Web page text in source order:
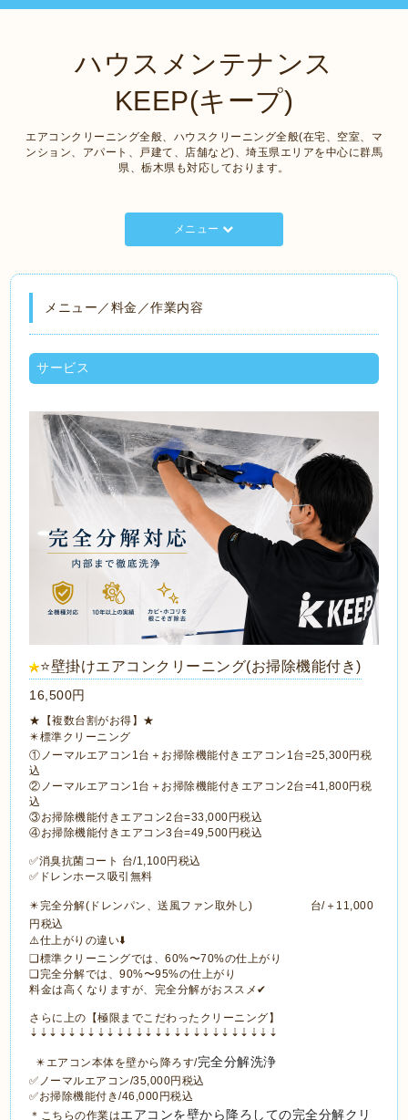
ハウスメンテナンス
KEEP(キープ)
エアコンクリーニング全般、ハウスクリーニング全般(在宅、空室、マ
ンション、アパート、戸建て、店舗など)、埼玉県エリアを中心に群馬
県、栃木県も対応しております。
メニュー
メニュー／料金／作業内容
サービス
⭐️壁掛けエアコンクリーニング(お掃除機能付き)
16,500円
★【複数台割がお得】★
✴️標準クリーニング
①ノーマルエアコン1台＋お掃除機能付きエアコン1台=25,300円税
込
②ノーマルエアコン1台＋お掃除機能付きエアコン2台=41,800円税
込
③お掃除機能付きエアコン2台=33,000円税込
④お掃除機能付きエアコン3台=49,500円税込
✅消臭抗菌コート 台/1,100円税込
✅ドレンホース吸引無料
✴️完全分解(ドレンパン、送風ファン取外し) 台/＋11,000
円税込
⚠️仕上がりの違い⬇️
❑標準クリーニングでは、60%〜70%の仕上がり
❑完全分解では、90%〜95%の仕上がり
料金は高くなりますが、完全分解がおススメ✔
さらに上の【極限までこだわったクリーニング】
⇣⇣⇣⇣⇣⇣⇣⇣⇣⇣⇣⇣⇣⇣⇣⇣⇣⇣⇣⇣⇣⇣⇣⇣⇣⇣
✴️エアコン本体を壁から降ろす/完全分解洗浄
✅ノーマルエアコン/35,000円税込
✅お掃除機能付き/46,000円税込
＊こちらの作業はエアコンを壁から降ろしての完全分解クリ